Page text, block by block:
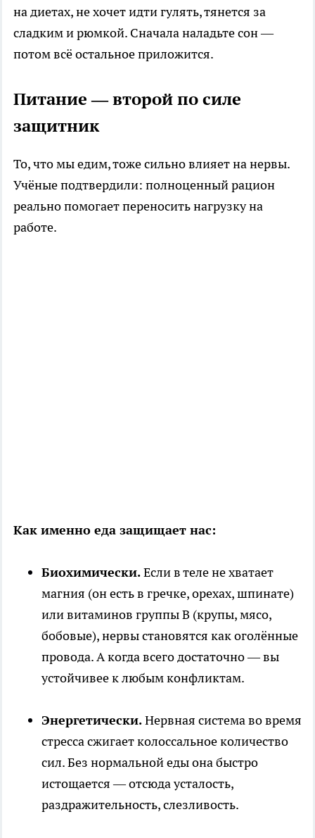
на диетах, не хочет идти гулять, тянется за
сладким и рюмкой. Сначала наладьте сон —
потом всё остальное приложится.
Питание — второй по силе
защитник
То, что мы едим, тоже сильно влияет на нервы.
Учёные подтвердили: полноценный рацион
реально помогает переносить нагрузку на
работе.
Как именно еда защищает нас:
Биохимически.Если в теле не хватает
магния (он есть в гречке, орехах, шпинате)
или витаминов группы B (крупы, мясо,
бобовые), нервы становятся как оголённые
провода. А когда всего достаточно — вы
устойчивее к любым конфликтам.
Энергетически.Нервная система во время
стресса сжигает колоссальное количество
сил. Без нормальной еды она быстро
истощается — отсюда усталость,
раздражительность, слезливость.